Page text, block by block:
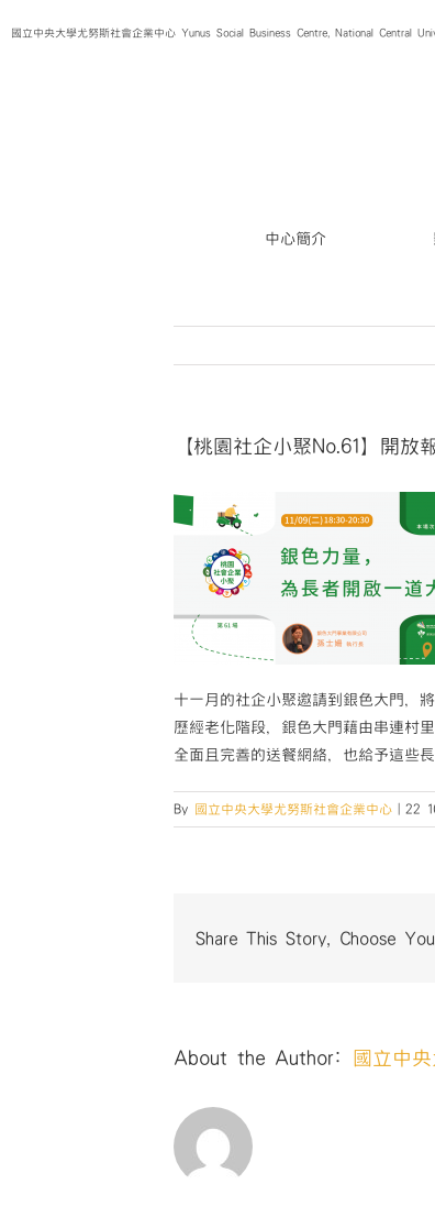
to國立中央大學尤努斯社會企業中心 Yunus Social Business Centre, National Central
中心簡介
【桃園社企小聚No.61】開
十一月的社企小聚邀請到銀色大門，
歷經老化階段，銀色大門藉由串連村
全面且完善的送餐網絡，也給予這些
By 國立中央大學尤努斯社會企業中心 22
Share This Story, Choose
About the Author: 國立中